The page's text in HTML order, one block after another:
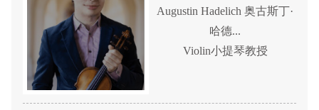
Augustin Hadelich 奥古斯丁·
哈德...
Violin小提琴教授